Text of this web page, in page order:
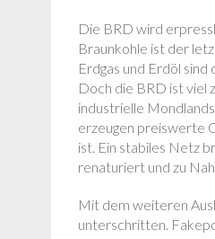
Die BRD wird
Braunkohle ist der
Erdgas und Erdöl
Doch die BRD ist viel
industrielle
erzeugen preiswerte
ist. Ein stabiles Netz
renaturiert und zu
Mit dem weiteren
unterschritten.